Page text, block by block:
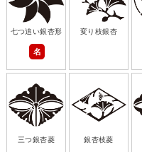
七つ追い銀杏形
名
変り枝銀杏
三つ銀杏菱 銀杏枝菱